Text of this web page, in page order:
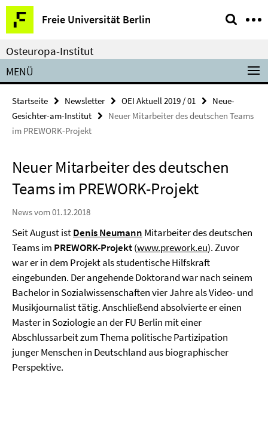
Springe
direkt
zu
Inhalt
Freie Universität Berlin
Service-
Navigation
Osteuropa-Institut
MENÜ
Startseite Newsletter OEI Aktuell 2019 / 01
Neue-
Gesichter-am-Institut
Neuer Mitarbeiter des deutschen Teams
im PREWORK-Projekt
Neuer Mitarbeiter des deutschen
Teams im PREWORK-Projekt
News vom 01.12.2018
Seit August istDenis Neumann Mitarbeiter des deutschen
Teams im PREWORK-Projekt(www.prework.eu). Zuvor
war er in dem Projekt als studentische Hilfskraft
eingebunden. Der angehende Doktorand war nach seinem
Bachelor in Sozialwissenschaften vier Jahre als Video- und
Musikjournalist tätig. Anschließend absolvierte er einen
Master in Soziologie an der FU Berlin mit einer
Abschlussarbeit zum Thema politische Partizipation
junger Menschen in Deutschland aus biographischer
Perspektive.